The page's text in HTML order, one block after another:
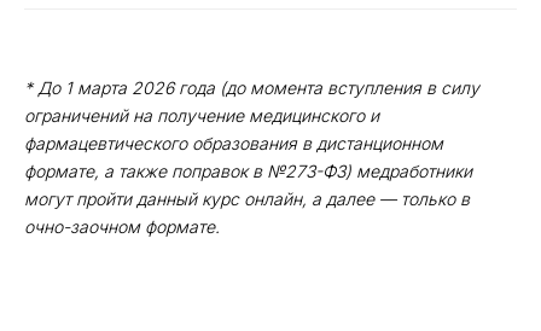
* До 1 марта 2026 года (до момента вступления в силу
ограничений на получение медицинского и
фармацевтического образования в дистанционном
формате, а также поправок в №273-ФЗ) медработники
могут пройти данный курс онлайн, а далее — только в
очно-заочном формате.
Политика конфиденциальности
Юридический адрес: 107031, г.Москва, вн.тер.г.
Муниципальный Округ Мещанский, ул Кузнецкий
Мост, д. 19, стр.2